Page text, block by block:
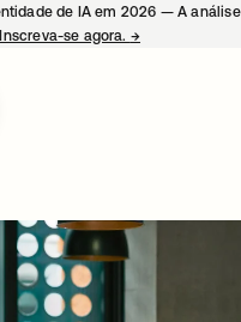
de IA em 2026 — A
Inscreva-se agora. →